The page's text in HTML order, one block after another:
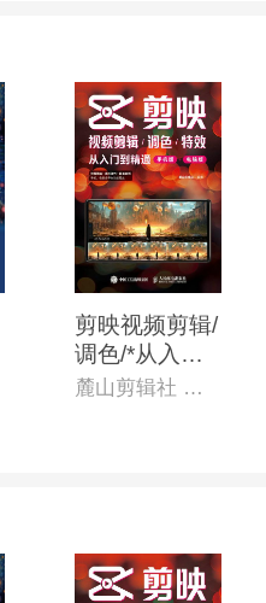
剪映视频剪辑/
调色/*从入门
到精通(手机版
麓山剪辑社 编著